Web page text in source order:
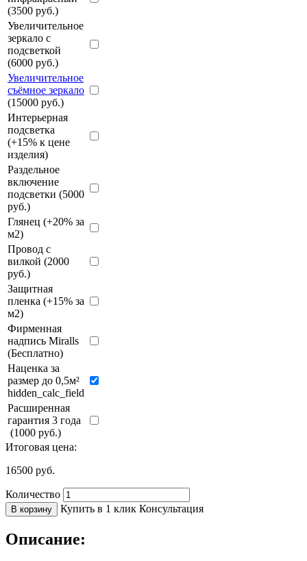
(3500 руб.)
Увеличительное
зеркало с
подсветкой
(6000 руб.)
Увеличительное
съёмное зеркало
(15000 руб.)
Интерьерная
подсветка
(+15% к цене
изделия)
Раздельное
включение
подсветки (5000
руб.)
Глянец (+20% за
м2)
Провод с
вилкой (2000
руб.)
Защитная
пленка (+15% за
м2)
Фирменная
надпись Miralls
(Бесплатно)
Наценка за
размер до 0,5м²
hidden_calc_field
Расширенная
гарантия 3 года
(1000 руб.)
Итоговая цена:
16500 руб.
Количество
В корзину Купить в 1 клик Консультация
Описание: